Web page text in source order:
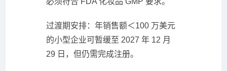
过渡期安排：年销售额＜100 万美元
的小型企业可暂缓至 2027 年 12 月
29 日，但仍需完成注册。